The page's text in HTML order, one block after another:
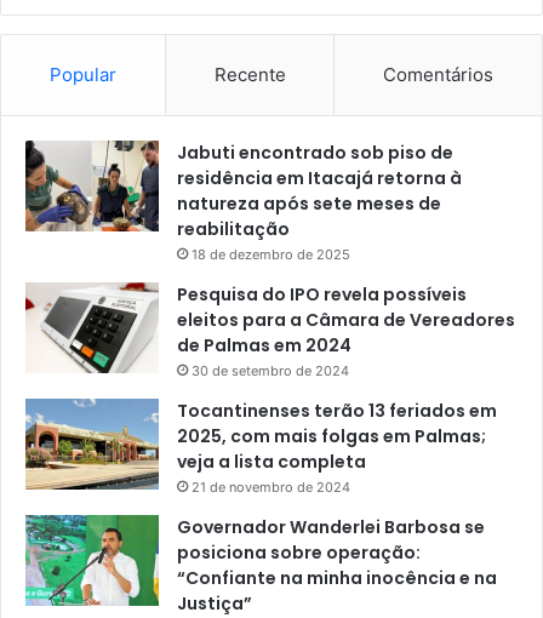
Popular Recente Comentários
Jabuti encontrado sob piso de
residência em Itacajá retorna à
natureza após sete meses de
reabilitação
18 de dezembro de 2025
Pesquisa do IPO revela possíveis
eleitos para a Câmara de Vereadores
de Palmas em 2024
30 de setembro de 2024
Tocantinenses terão 13 feriados em
2025, com mais folgas em Palmas;
veja a lista completa
21 de novembro de 2024
Governador Wanderlei Barbosa se
posiciona sobre operação:
“Confiante na minha inocência e na
Justiça”